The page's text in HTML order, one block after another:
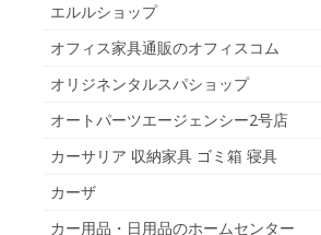
エルルショップ
オフィス家具通販のオフィスコム
オリジネンタルスパショップ
オートパーツエージェンシー2号店
カーサリア 収納家具 ゴミ箱 寝具
カーザ
カー用品・日用品のホームセンター